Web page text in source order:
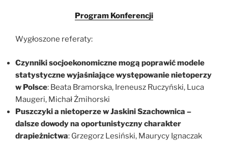
Program Konferencji
Wygłoszone referaty:
Czynniki socjoekonomiczne mogą poprawić modele
statystyczne wyjaśniające występowanie nietoperzy
w Polsce: Beata Bramorska, Ireneusz Ruczyński, Luca
Maugeri, Michał Żmihorski
Puszczyki a nietoperze w Jaskini Szachownica –
dalsze dowody na oportunistyczny charakter
drapieżnictwa: Grzegorz Lesiński, Maurycy Ignaczak